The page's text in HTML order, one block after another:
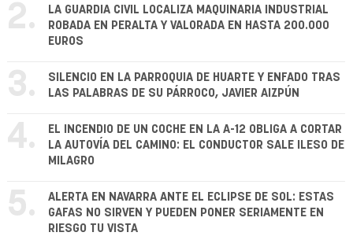
2.
LA GUARDIA CIVIL LOCALIZA MAQUINARIA INDUSTRIAL
ROBADA EN PERALTA Y VALORADA EN HASTA 200.000
EUROS
3.
SILENCIO EN LA PARROQUIA DE HUARTE Y ENFADO TRAS
LAS PALABRAS DE SU PÁRROCO, JAVIER AIZPÚN
4.
EL INCENDIO DE UN COCHE EN LA A-12 OBLIGA A CORTAR
LA AUTOVÍA DEL CAMINO: EL CONDUCTOR SALE ILESO DE
MILAGRO
5.
ALERTA EN NAVARRA ANTE EL ECLIPSE DE SOL: ESTAS
GAFAS NO SIRVEN Y PUEDEN PONER SERIAMENTE EN
RIESGO TU VISTA